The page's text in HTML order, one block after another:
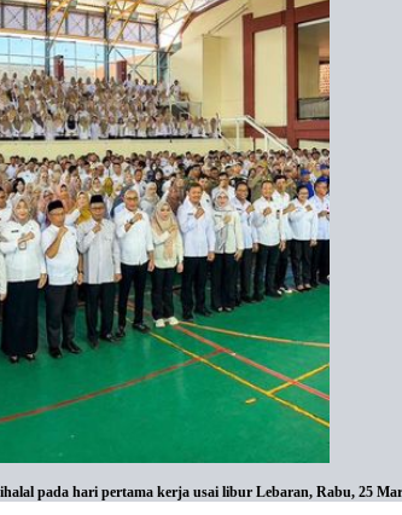
pada hari pertama kerja usai libur Lebaran, Rabu, 25